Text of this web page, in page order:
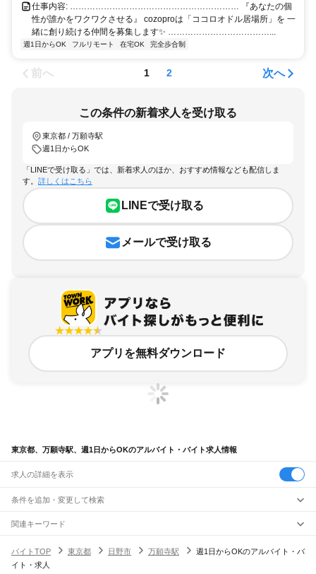
仕事内容: …………………………………………………… 『あなたの個
性が誰かをワクワクさせる』 cozoproは「ココロオドル居場所」を 一
緒に創り続ける仲間を募集します✨ ………………………………...
週1日からOK フルリモート 在宅OK 完全歩合制
前へ 1 2 次へ
この条件の新着求人を受け取る
東京都 / 万願寺駅
週1日からOK
「LINEで受け取る」では、新着求人のほか、おすすめ情報なども配信しま
す。 詳しくはこちら
LINEで受け取る
メールで受け取る
アプリを無料ダウンロード
東京都、万願寺駅、週1日からOKのアルバイト・バイト求人情報
求人の詳細を表示
条件を追加・変更して検索
市区町村を追加・変更
東京都すべて
東京23区
駅を追加・変更
職種を追加・変更
関連キーワード
バイトTOP
東京都 日野市 万願寺駅
週1日からOKのアルバイト・バ
イト・求人